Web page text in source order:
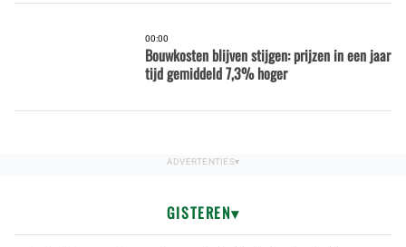
00:00
Bouwkosten blijven stijgen: prijzen in een jaar
tijd gemiddeld 7,3% hoger
GISTEREN